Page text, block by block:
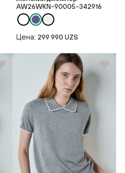
AW26WKN-90005-342916
Цена: 299 990 UZS